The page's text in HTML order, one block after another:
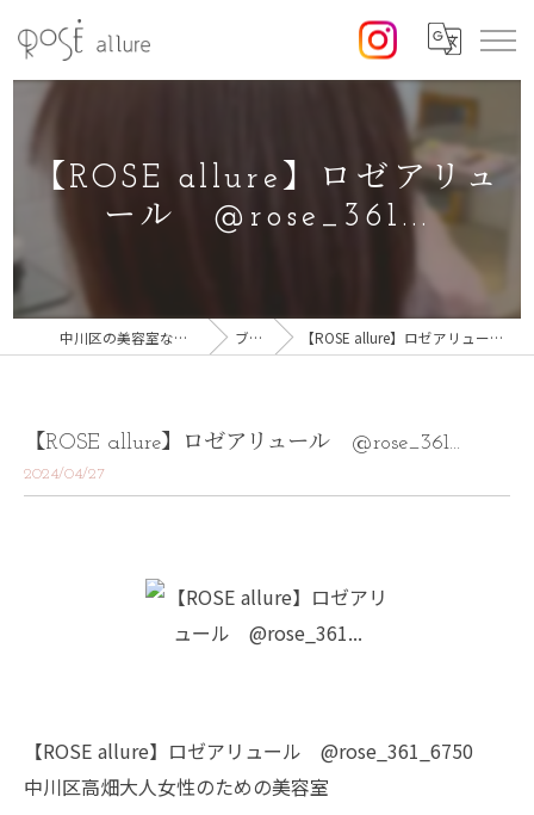
【ROSE allure】ロゼアリュ
ール @rose_361...
中川区の美容室なら美容室ロゼ ブログ 【ROSE allure】ロゼアリュール @rose_361...
【ROSE allure】ロゼアリュール @rose_361...
2024/04/27
【ROSE allure】ロゼアリュール @rose_361_6750
中川区高畑大人女性のための美容室